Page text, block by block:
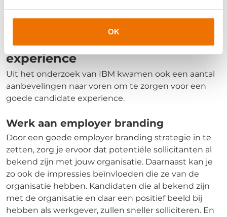
OK
positieve indruk hadden van de organisatie.
Zo verbeter je jouw candidate
experience
Uit het onderzoek van IBM kwamen ook een aantal
aanbevelingen naar voren om te zorgen voor een
goede candidate experience.
Werk aan employer branding
Door een goede employer branding strategie in te
zetten, zorg je ervoor dat potentiële sollicitanten al
bekend zijn met jouw organisatie. Daarnaast kan je
zo ook de impressies beïnvloeden die ze van de
organisatie hebben. Kandidaten die al bekend zijn
met de organisatie en daar een positief beeld bij
hebben als werkgever, zullen sneller solliciteren. En